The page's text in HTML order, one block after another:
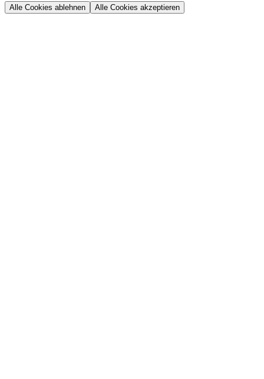
Alle Cookies ablehnen Alle Cookies akzeptieren